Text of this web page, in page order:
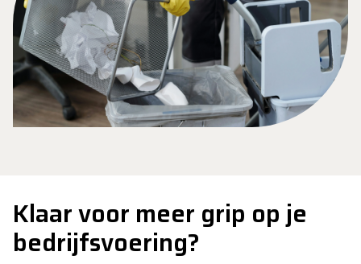
Klaar voor meer grip op je
bedrijfsvoering?